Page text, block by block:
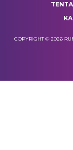
COPYRIGHT © 2026